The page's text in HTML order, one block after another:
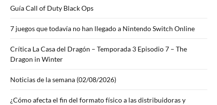
Guía Call of Duty Black Ops
7 juegos que todavía no han llegado a Nintendo Switch Online
Crítica La Casa del Dragón – Temporada 3 Episodio 7 – The
Dragon in Winter
Noticias de la semana (02/08/2026)
¿Cómo afecta el fin del formato físico a las distribuidoras y